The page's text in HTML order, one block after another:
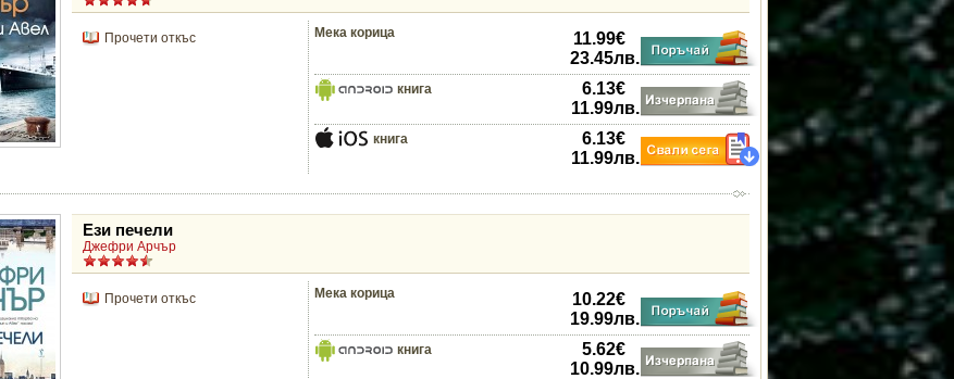
Прочети откъс Мека корица 11.99€
23.45лв.
книга 6.13€
11.99лв.
книга 6.13€
11.99лв.
Ези печели
Джефри Арчър
Прочети откъс Мека корица 10.22€
19.99лв.
книга 5.62€
10.99лв.